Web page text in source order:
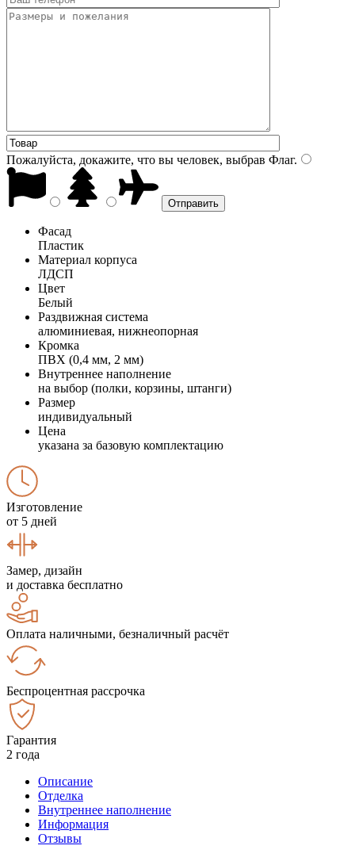
Пожалуйста, докажите, что вы человек, выбрав Флаг.
Фасад
Пластик
Материал корпуса
ЛДСП
Цвет
Белый
Раздвижная система
алюминиевая, нижнеопорная
Кромка
ПВХ (0,4 мм, 2 мм)
Внутреннее наполнение
на выбор (полки, корзины, штанги)
Размер
индивидуальный
Цена
указана за базовую комплектацию
Изготовление
от 5 дней
Замер, дизайн
и доставка бесплатно
Оплата наличными, безналичный расчёт
Беспроцентная рассрочка
Гарантия
2 года
Описание
Отделка
Внутреннее наполнение
Информация
Отзывы